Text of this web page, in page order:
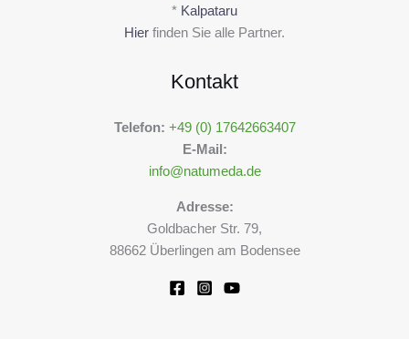
* Kalpataru
Hier finden Sie alle Partner.
Kontakt
Telefon: +49 (0) 17642663407
E-Mail:
info@natumeda.de
Adresse:
Goldbacher Str. 79,
88662 Überlingen am Bodensee